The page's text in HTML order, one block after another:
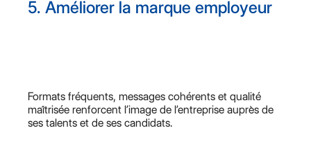
5. Améliorer la marque employeur
Formats fréquents, messages cohérents et qualité
maîtrisée renforcent l’image de l’entreprise auprès de
ses talents et de ses candidats.